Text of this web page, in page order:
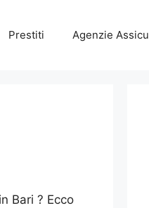
Prestiti Agenzie
Bari ? Ecco